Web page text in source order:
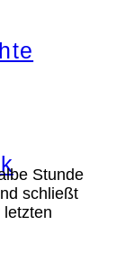
Stunde
schließt